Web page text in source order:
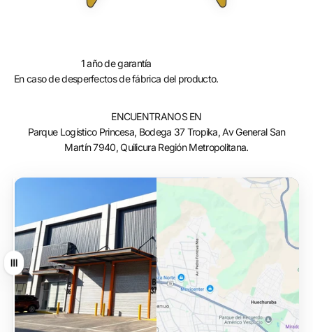
1 año de garantía
En caso de desperfectos de fábrica del producto.
ENCUENTRANOS EN
Parque Logístico Princesa, Bodega 37 Tropika, Av General San
Martín 7940, Quilicura Región Metropolitana.
Arrastrar